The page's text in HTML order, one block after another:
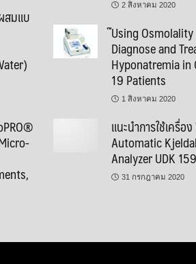
สมแบ
2 สิงหาคม 2020
Using
Diagnose and
Hyponatremia in
19 Patients
1 สิงหาคม 2020
แนะนำการใช้เครื่อ
Automatic
Analyzer UDK 159
31 กรกฎาคม 2020